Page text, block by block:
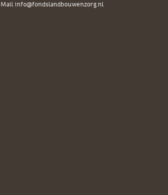
Mailinfo@fondslandbouwenzorg.nl